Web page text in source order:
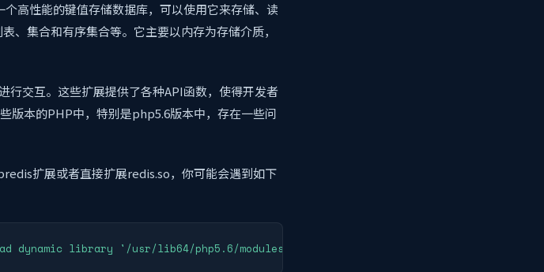
高性能的键值存储数据库，可以使用它来存储、读
、集合和有序集合等。它主要以内存为存储介质，
交互。这些扩展提供了各种API函数，使得开发者
版本的PHP中，特别是php5.6版本中，存在一些问
扩展或者直接扩展redis.so，你可能会遇到如下
load dynamic library '/usr/lib64/php5.6/modules/redis.so' - /usr/lib64/php5.6/modules/